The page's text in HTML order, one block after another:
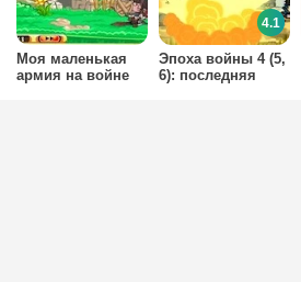
Моя маленькая
армия на войне
Эпоха войны 4 (5,
6): последняя
4.1